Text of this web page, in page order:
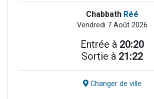
Chabbath Réé
Vendredi 7 Août 2026
Entrée à 20:20
Sortie à 21:22
Changer de ville